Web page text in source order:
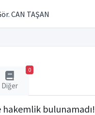
CAN TAŞAN
0
Diğer
hakemlik bulunamadı!